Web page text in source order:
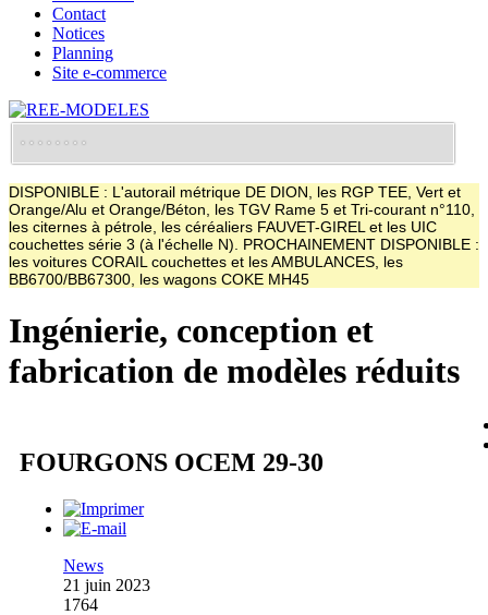
Contact
Notices
Planning
Site e-commerce
DISPONIBLE : L'autorail métrique DE DION, les RGP TEE, Vert et
Orange/Alu et Orange/Béton, les TGV Rame 5 et Tri-courant n°110,
les citernes à pétrole, les céréaliers FAUVET-GIREL et les UIC
couchettes série 3 (à l'échelle N). PROCHAINEMENT DISPONIBLE :
les voitures CORAIL couchettes et les AMBULANCES, les
BB6700/BB67300, les wagons COKE MH45
Ingénierie, conception et
fabrication de modèles réduits
FOURGONS OCEM 29-30
News
21 juin 2023
1764